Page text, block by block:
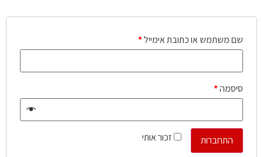
שם משתמש או כתובת אימייל*
סיסמה*
זכור אותי
התחברות